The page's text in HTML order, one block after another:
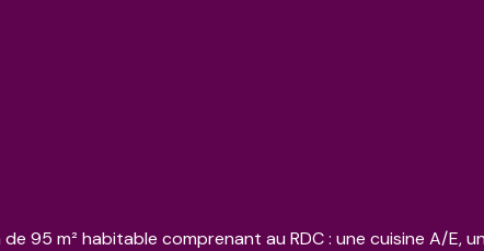
95 m² habitable comprenant au RDC : une cuisine A/E,